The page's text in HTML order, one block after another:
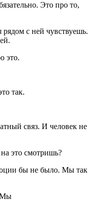
Это про то,
рядом с ней чувствуешь.
это.
так.
связ. И человек не
это смотришь?
бы не было. Мы так
Мы